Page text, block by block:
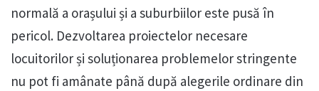
normală a orașului și a suburbiilor este pusă în
pericol. Dezvoltarea proiectelor necesare
locuitorilor și soluționarea problemelor stringente
nu pot fi amânate până după alegerile ordinare din